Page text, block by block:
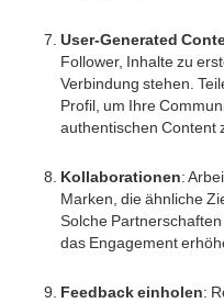
User-Generated
Follower, Inhalte zu
Verbindung stehen.
Profil, um Ihre
authentischen Content
Kollaborationen:
Marken, die ähnliche
Solche
das Engagement
Feedback einholen: